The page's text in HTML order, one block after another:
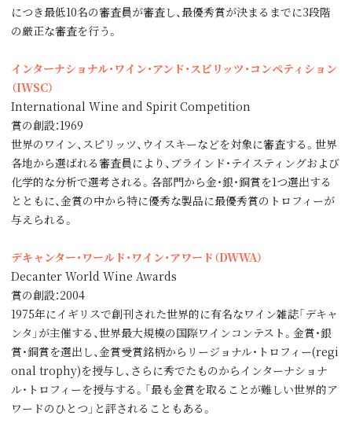
につき最低10名の審査員が審査し、最優秀賞が決まるまでに3段階
の厳正な審査を行う。
インターナショナル・ワイン・アンド・スピリッツ・コンペティション
（IWSC）
International Wine and Spirit Competition
賞の創設：1969
世界のワイン、スピリッツ、ウイスキーなどを対象に審査する。世界
各地から選ばれる審査員により、ブラインド・テイスティングおよび
化学的な分析で選考される。各部門から金・銀・銅賞を1つ選出する
とともに、金賞の中から特に優秀な製品に最優秀賞のトロフィーが
与えられる。
デキャンター・ワールド・ワイン・アワード（DWWA）
Decanter World Wine Awards
賞の創設：2004
1975年にイギリスで創刊された世界的に有名なワイン雑誌「デキャ
ンタ」が主催する、世界最大規模の国際ワインコンテスト。金賞・銀
賞・銅賞を選出し、金賞受賞銘柄からリージョナル・トロフィー(regi
onal trophy)を授与し、さらに秀でたものからインターナショナ
ル・トロフィーを授与する。「最も金賞を取ることが難しい世界的ア
ワードのひとつ」と評されることもある。